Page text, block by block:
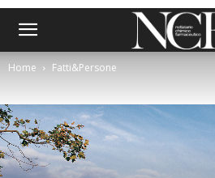
Home Fatti&Persone